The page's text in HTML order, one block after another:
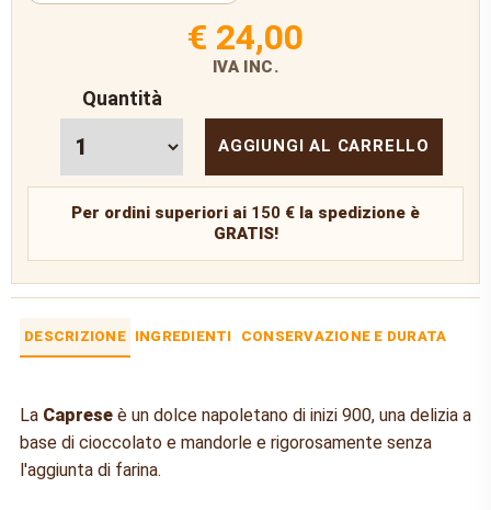
DESCRIZIONE INGREDIENTI CONSERVAZIONE E DURATA
La Caprese è un dolce napoletano di inizi 900, una delizia a
base di cioccolato e mandorle e rigorosamente senza
l'aggiunta di farina.
€ 24,00
IVA INC.
Quantità
AGGIUNGI AL CARRELLO
Per ordini superiori ai 150 € la spedizione è
GRATIS!